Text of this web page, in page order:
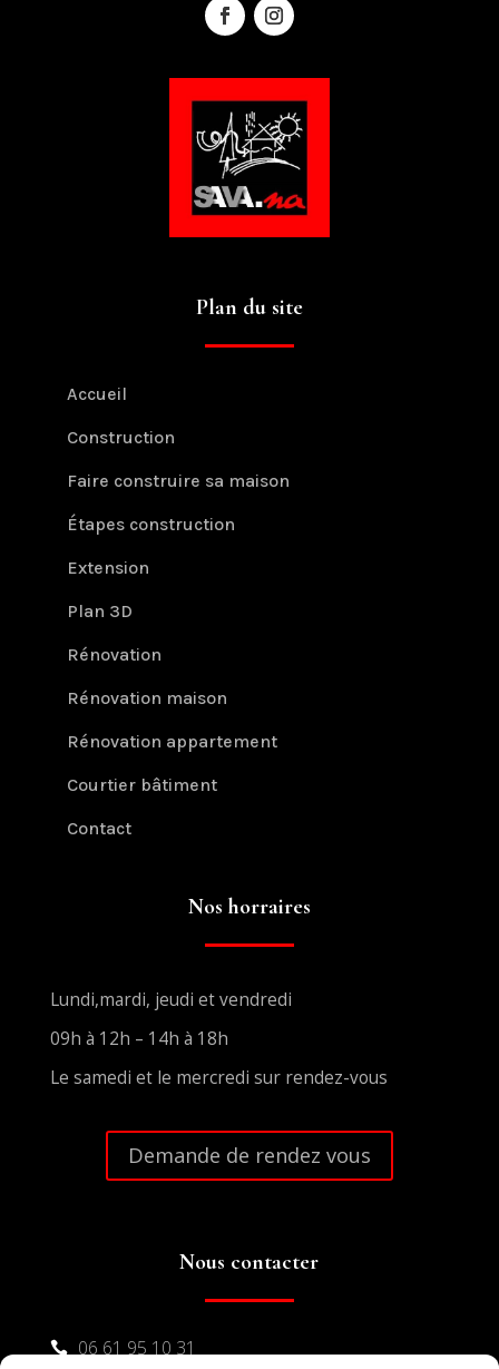
Plan du site
Accueil
Construction
Faire construire sa maison
Étapes construction
Extension
Plan 3D
Rénovation
Rénovation maison
Rénovation appartement
Courtier bâtiment
Contact
Nos horraires
Lundi,mardi, jeudi et vendredi
09h à 12h – 14h à 18h
Le samedi et le mercredi sur rendez-vous
Demande de rendez vous
Nous contacter
 06 61 95 10 31